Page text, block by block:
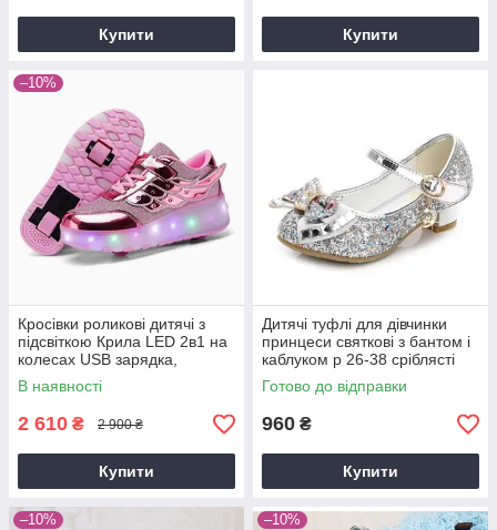
Купити Купити
–10%
Кросівки роликові дитячі з
підсвіткою Крила LED 2в1 на
колесах USB зарядка,
знімний ролик, 3 режими
світла, розміри 28-33
В наявності
2 610 ₴ 2 900 ₴
Купити
Дитячі туфлі для дівчинки
принцеси святкові з бантом і
каблуком р 26-38 сріблясті
блискучі
Готово до відправки
960 ₴
Купити
–10% –10%